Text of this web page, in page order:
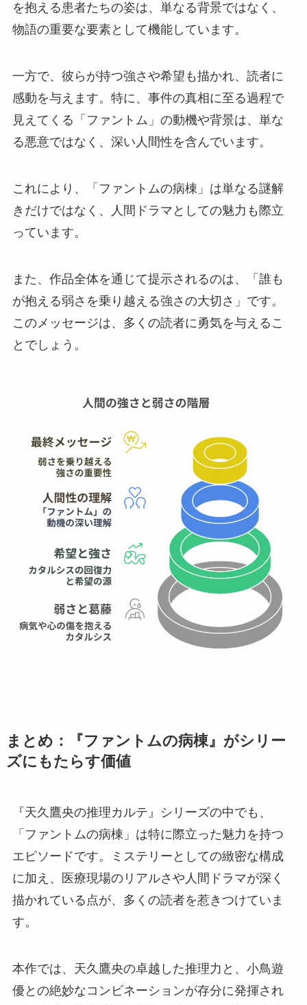
を抱える患者たちの姿は、単なる背景ではなく、
物語の重要な要素として機能しています。
一方で、彼らが持つ強さや希望も描かれ、読者に
感動を与えます。特に、事件の真相に至る過程で
見えてくる「ファントム」の動機や背景は、単な
る悪意ではなく、深い人間性を含んでいます。
これにより、「ファントムの病棟」は単なる謎解
きだけではなく、人間ドラマとしての魅力も際立
っています。
また、作品全体を通じて提示されるのは、「誰も
が抱える弱さを乗り越える強さの大切さ」です。
このメッセージは、多くの読者に勇気を与えるこ
とでしょう。
まとめ：『ファントムの病棟』がシリー
ズにもたらす価値
『天久鷹央の推理カルテ』シリーズの中でも、
「ファントムの病棟」は特に際立った魅力を持つ
エピソードです。ミステリーとしての緻密な構成
に加え、医療現場のリアルさや人間ドラマが深く
描かれている点が、多くの読者を惹きつけていま
す。
本作では、天久鷹央の卓越した推理力と、小鳥遊
優との絶妙なコンビネーションが存分に発揮され